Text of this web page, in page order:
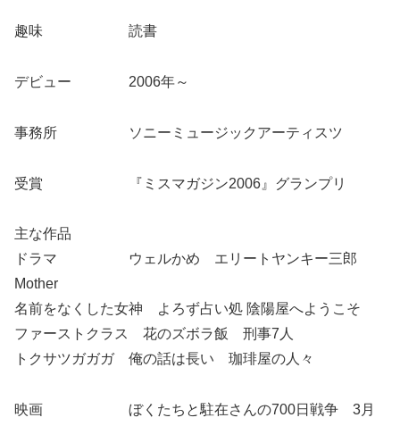
趣味 読書
デビュー 2006年～
事務所 ソニーミュージックアーティスツ
受賞 『ミスマガジン2006』グランプリ
主な作品
ドラマ ウェルかめ エリートヤンキー三郎
Mother
名前をなくした女神 よろず占い処 陰陽屋へようこそ
ファーストクラス 花のズボラ飯 刑事7人
トクサツガガガ 俺の話は長い 珈琲屋の人々
映画 ぼくたちと駐在さんの700日戦争 3月